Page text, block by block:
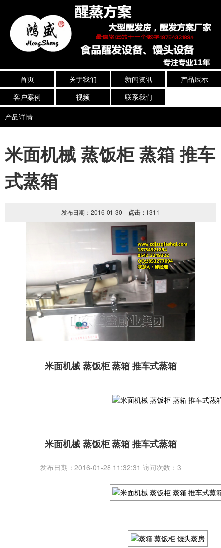
首页 关于我们 新闻资讯
产品展示
客户案例
视频
联系我们
产品详情
米面机械 蒸饭柜 蒸箱 推车
式蒸箱
发布日期：2016-01-30 点击： 1311
米面机械 蒸饭柜 蒸箱 推车式蒸箱
米面机械 蒸饭柜 蒸箱 推车式蒸箱
发布日期：2016-01-28 11:32:31 访问次数：3